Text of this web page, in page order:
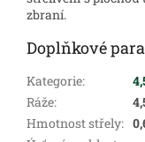
zbraní.
Doplňkové
Kategorie:
Ráže:
Hmotnost střely: